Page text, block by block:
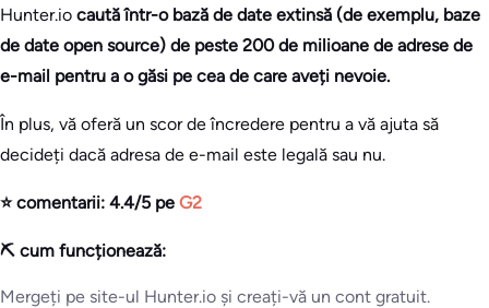
Hunter.io caută într-o bază de date extinsă (de exemplu, baze
de date open source) de peste 200 de milioane de adrese de
e-mail pentru a o găsi pe cea de care aveți nevoie.
În plus, vă oferă un scor de încredere pentru a vă ajuta să
decideți dacă adresa de e-mail este legală sau nu.
⭐ comentarii: 4.4/5 pe G2
⛏️ cum funcționează:
Mergeți pe site-ul Hunter.io și creați-vă un cont gratuit.